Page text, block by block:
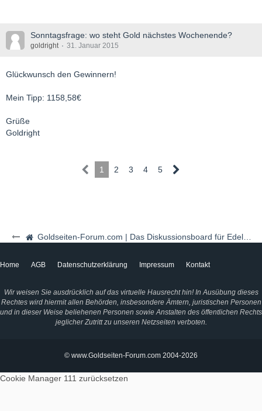
Goldseiten-Forum.com | Das Diskussionsboard für Edelmetalle & Rohstoffe
Sonntagsfrage: wo steht Gold nächstes Wochenende?
goldright 31. Januar 2015
Glückwunsch den Gewinnern!
Mein Tipp: 1158,58€
Grüße
Goldright
1 2 3 4 5
Home AGB Datenschutzerklärung Impressum Kontakt
Wir weisen Sie ausdrücklich auf das virtuelle Hausrecht hin! In Ausübung dieses
Rechtes wird hiermit allen Behörden, insbesondere Ämtern, juristischen Personen
und in dieser Weise beliehenen Personen sowie Anstalten des öffentlichen Rechts
jeglicher Zutritt zu unseren Netzseiten verboten.
© www.Goldseiten-Forum.com 2004-2026
Cookie Manager 111 zurücksetzen